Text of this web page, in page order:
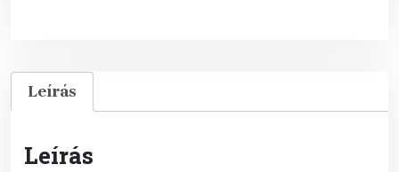
mm)
mennyiség
Leírás
Leírás